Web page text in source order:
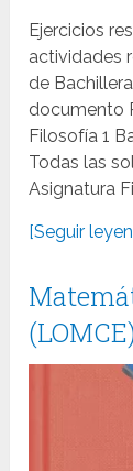
Ejercicios
actividades
de
documento
Filosofía 1
Todas las
Asignatura
[Seguir